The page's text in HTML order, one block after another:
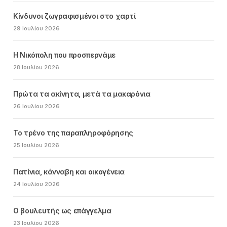
Κίνδυνοι ζωγραφισμένοι στο χαρτί
29 Ιουλίου 2026
Η Νικόπολη που προσπερνάμε
28 Ιουλίου 2026
Πρώτα τα ακίνητα, μετά τα μακαρόνια
26 Ιουλίου 2026
Το τρένο της παραπληροφόρησης
25 Ιουλίου 2026
Πατίνια, κάνναβη και οικογένεια
24 Ιουλίου 2026
Ο βουλευτής ως επάγγελμα
23 Ιουλίου 2026